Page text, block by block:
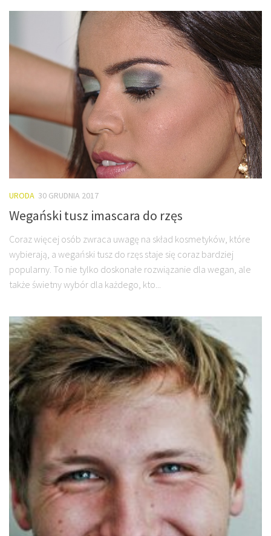
URODA 30 GRUDNIA 2017
Wegański tusz imascara do rzęs
Coraz więcej osób zwraca uwagę na skład kosmetyków, które
wybierają, a wegański tusz do rzęs staje się coraz bardziej
popularny. To nie tylko doskonałe rozwiązanie dla wegan, ale
także świetny wybór dla każdego, kto...